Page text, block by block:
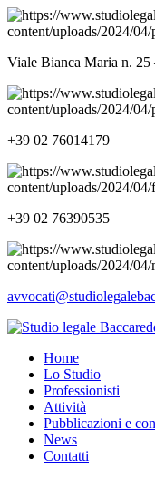
Viale Bianca Maria n.
+39 02 76014179
+39 02 76390535
Home
Lo Studio
Professionisti
Attività
Pubblicazioni e
News
Contatti